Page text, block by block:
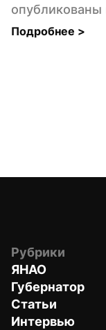
опубликованы
Подробнее >
Рубрики
ЯНАО
Губернатор
Статьи
Интервью